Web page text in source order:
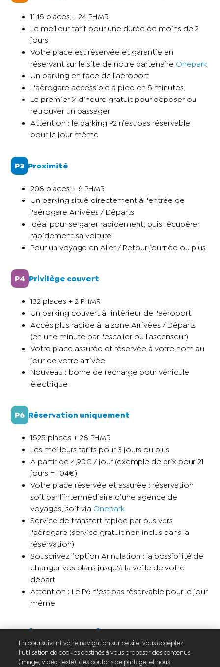
1145 places + 24 PHMR
Le meilleur tarif pour une durée de moins de 2
jours
Votre place est réservée et garantie en
réservant sur le site de notre partenaire Onepark
Un parking en face de l'aéroport
L'aérogare accessible à pied en 5 minutes
Le premier ¼ d’heure gratuit pour déposer ou
retrouver un passager
Attention : le parking P2 n’est pas réservable
pour le jour même
P3 Proximité
208 places + 6 PHMR
Un parking situé directement à l'entrée de
l'aérogare Arrivées / Départs
Idéal pour se garer rapidement, puis récupérer
rapidement sa voiture
Pour un voyage en Aller / Retour journée ou plus
P4 Privilège couvert
132 places + 2 PHMR
Un parking couvert à l'intérieur de l'aéroport
Accès plus rapide à la zone Arrivées / Départs
(en une minute par l'escalier ou l'ascenseur)
Votre place assurée et réservée à votre nom au
jour de votre arrivée
Nouveau : borne de recharge pour véhicule
électrique
P6 Réservation uniquement
1525 places + 28 PHMR
Les meilleurs tarifs pour 3 jours ou plus
A partir de 4,90€ / jour (exemple de prix pour 21
jours = 104€)
Votre place réservée et assurée : réservation
soit par l’intermédiaire d’une agence de
voyages, soit via Onepark
Service de transfert rapide par bus vers
l'aérogare (service gratuit non inclus dans la
réservation)
Souscrivez l’option Annulation : la possibilité de
changer vos plans jusqu'à la veille de votre
départ
Attention : Le P6 n'est pas réservable pour le jour
même
Tarifs des parkings
Différentes formules sont à votre disposition,
En poursuivant votre navigation sur ce site, vous acceptez
l'utilisation de cookies destinés à vous proposer des contenus
(image, vidéo, texte), des boutons de partage, et nous